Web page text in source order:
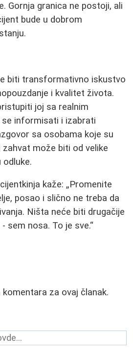
Gornja granica ne postoji, ali
bude u dobrom
biti transformativno iskustvo
i kvalitet života.
joj sa realnim
se informisati i izabrati
sa osobama koje su
može biti od velike
kaže:
Promenite
posao i slično ne treba da
Ništa neće biti drugačije
sem nosa. To je sve.
za ovaj članak.